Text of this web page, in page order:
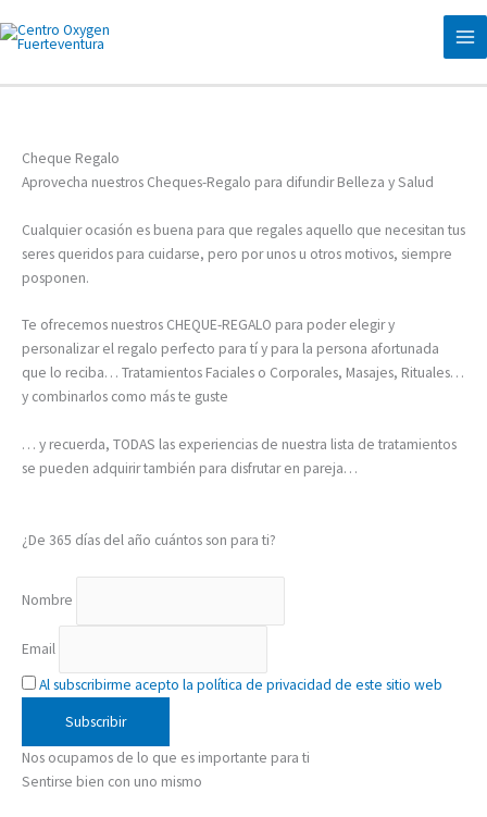
al
Cheque Regalo
Aprovecha nuestros Cheques-Regalo para difundir Belleza y Salud
Cualquier ocasión es buena para que regales aquello que necesitan tus
seres queridos para cuidarse, pero por unos u otros motivos, siempre
posponen.
Te ofrecemos nuestros CHEQUE-REGALO para poder elegir y
personalizar el regalo perfecto para tí y para la persona afortunada
que lo reciba… Tratamientos Faciales o Corporales, Masajes, Rituales…
y combinarlos como más te guste
… y recuerda, TODAS las experiencias de nuestra lista de tratamientos
se pueden adquirir también para disfrutar en pareja…
¿De 365 días del año cuántos son para ti?
Nombre
Email
Al subscribirme acepto la política de privacidad de este sitio web
Nos ocupamos de lo que es importante para ti
Sentirse bien con uno mismo